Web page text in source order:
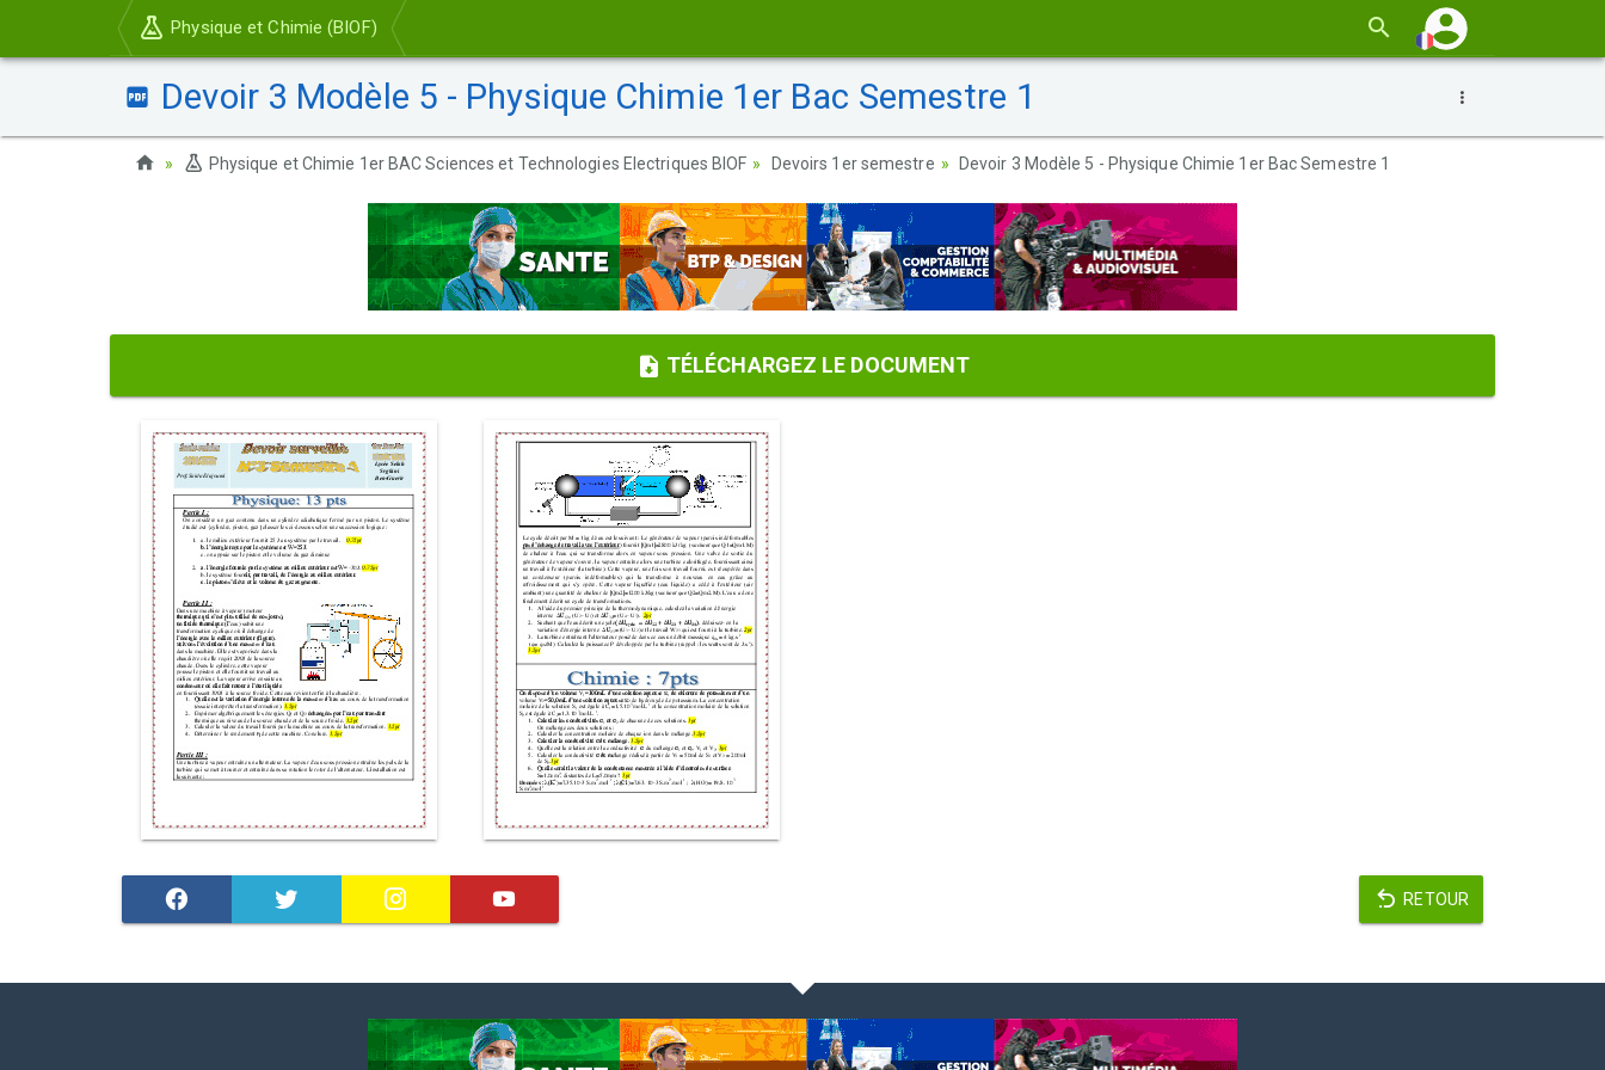
Physique et Chimie (BIOF)
Devoir 3 Modèle 5 - Physique Chimie 1er Bac Semestre 1
Physique et Chimie 1er BAC Sciences et Technologies Electriques BIOF Devoirs 1er semestre Devoir 3 Modèle 5 - Physique Chimie 1er Bac Semestre 1
TÉLÉCHARGEZ LE DOCUMENT
RETOUR